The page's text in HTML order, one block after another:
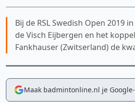
Bij de RSL Swedish Open 2019
de Visch Eijbergen en het
Fankhauser (Zwitserland) de
Maak badmintonline.nl je